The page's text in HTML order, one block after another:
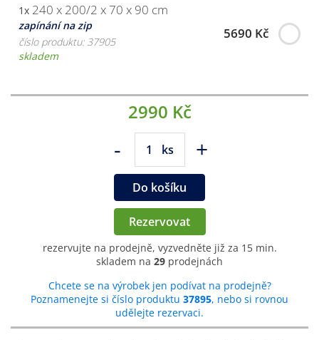
1x 240 x 200/2 x 70 x 90 cm
zapínání na zip
číslo produktu: 37905
skladem
5690 Kč
2990 Kč
- ks +
Do košíku
Rezervovat
rezervujte na prodejně, vyzvedněte již za 15 min.
skladem na 29 prodejnách
Chcete se na výrobek jen podívat na prodejně?
Poznamenejte si číslo produktu 37895, nebo si rovnou
udělejte rezervaci.